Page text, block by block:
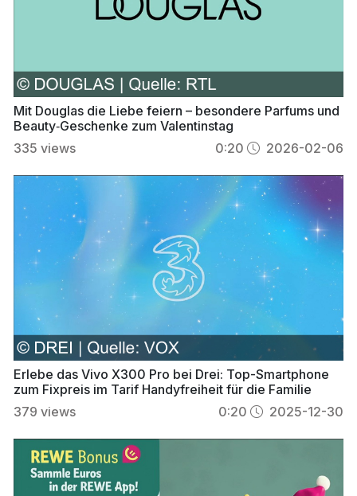
Mit Douglas die Liebe feiern – besondere Parfums und
Beauty‑Geschenke zum Valentinstag
335 views 0:20 2026-02-06
Erlebe das Vivo X300 Pro bei Drei: Top-Smartphone
zum Fixpreis im Tarif Handyfreiheit für die Familie
379 views 0:20 2025-12-30